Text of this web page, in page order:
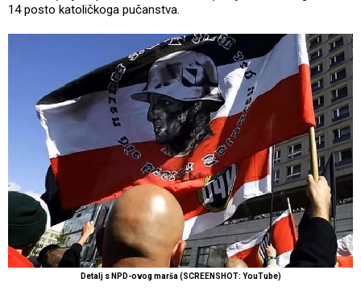
14 posto katoličkoga pučanstva.
Detalj s NPD-ovog marša (SCREENSHOT: YouTube)